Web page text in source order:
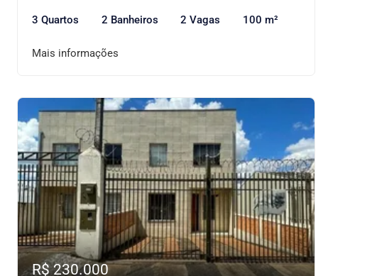
3 Quartos 2 Banheiros 2 Vagas 100 m²
Mais informações
R$ 230.000